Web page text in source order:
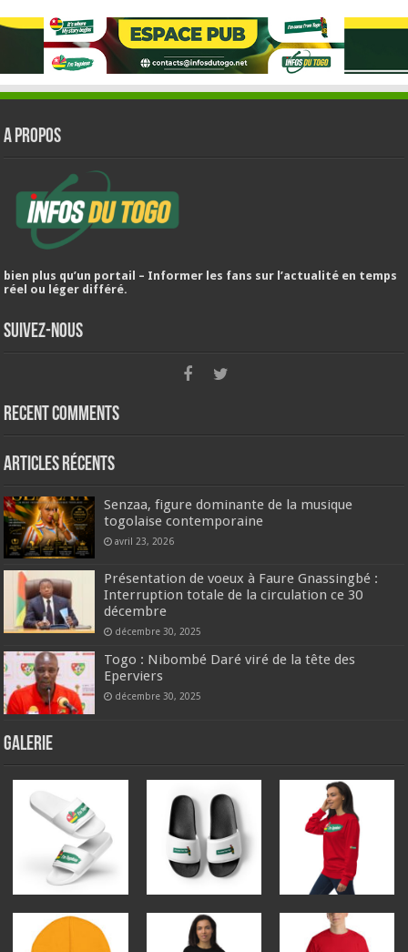
A PROPOS
bien plus qu’un portail – Informer les fans sur l’actualité en temps
réel ou léger différé.
Suivez-nous
Recent Comments
Articles récents
Senzaa, figure dominante de la musique
togolaise contemporaine
avril 23, 2026
Présentation de voeux à Faure Gnassingbé :
Interruption totale de la circulation ce 30
décembre
décembre 30, 2025
Togo : Nibombé Daré viré de la tête des
Eperviers
décembre 30, 2025
GALERIE